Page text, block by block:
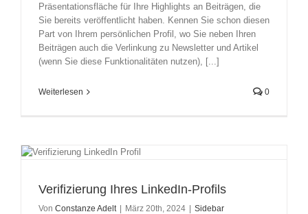
Präsentationsfläche für Ihre Highlights an Beiträgen, die
Sie bereits veröffentlicht haben. Kennen Sie schon diesen
Part von Ihrem persönlichen Profil, wo Sie neben Ihren
Beiträgen auch die Verlinkung zu Newsletter und Artikel
(wenn Sie diese Funktionalitäten nutzen), [...]
Weiterlesen 0
Verifizierung Ihres LinkedIn-Profils
Von Constanze Adelt | März 20th, 2024 | Sidebar